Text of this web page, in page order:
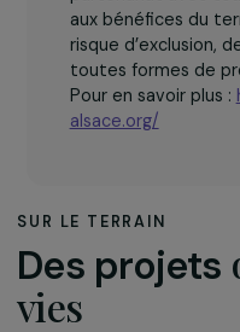
FACE Alsace est
partenariat avec
aux bénéfices
risque